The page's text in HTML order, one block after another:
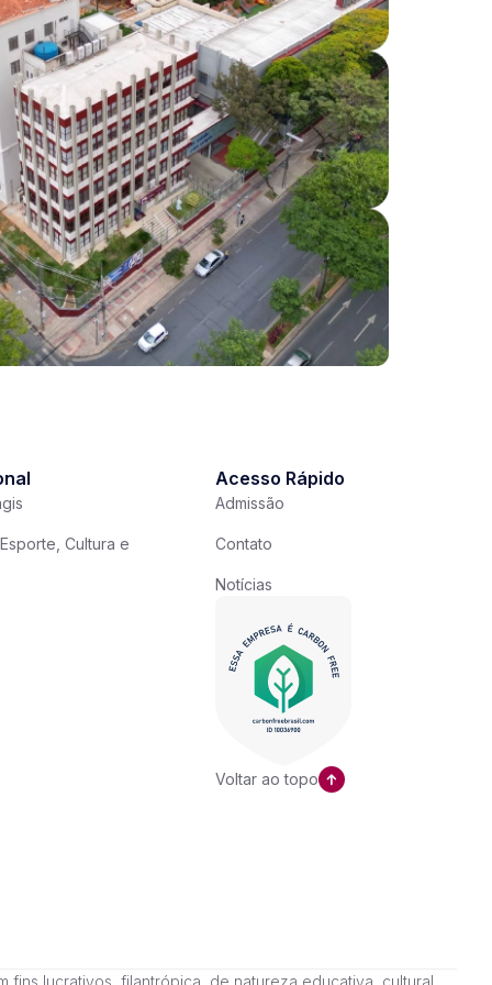
Cultura e
Acesso Rápido
Admissão
Contato
Notícias
Voltar ao topo
lucrativos, filantrópica, de natureza educativa, cultural,